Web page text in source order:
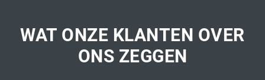
WAT ONZE KLANTEN OVER
ONS ZEGGEN